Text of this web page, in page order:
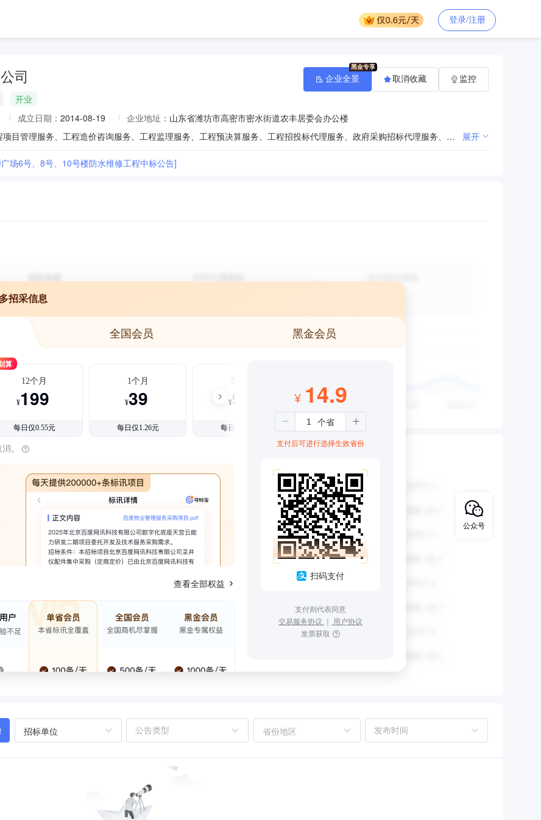
登录/注册
司
开业
成立日期： 2014-08-19 企业地址： 山东省潍坊市高密市密水街道农丰居委会办公楼
凭有效资质等级证书从事建设工程项目管理服务、工程造价咨询服务、工程监理服务、工程预决算服务、工程招投标代理服务、政府采购招标代理服务、建设项目材料检测、建筑工程鉴定、建设项目可行性研究；企业管理咨询；电梯安装、维护、保养服务；园林绿化工程、市政配套工程施工。（依法须经批准的项目，经相关部门批准后方可开展经营活动） 展开
场6号、8号、10号楼防水维修工程中标公告]
企业全景 取消收藏 监控
招采信息
全国会员 黑金会员
算
12个月
¥199
每日仅0.55元
1个月
¥39
每日仅1.26元
3个月
¥99
每日仅1.08元
。
查看全部权益
¥ 14.9
支付后可进行选择生效省份
扫码支付
支付则代表同意
交易服务协议 ｜ 用户协议
发票获取
招标单位 省份地区
公众号